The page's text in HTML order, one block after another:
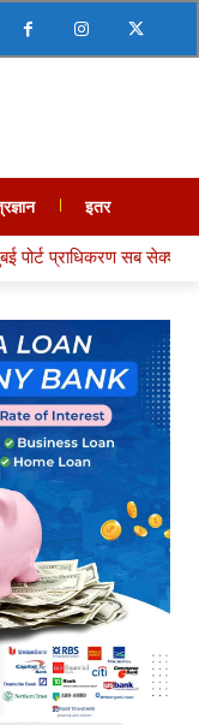
इतर
सेक्शन लीडर विष्णू �